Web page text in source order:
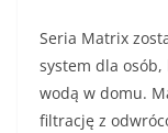
Seria Matrix
system dla
wodą w domu.
filtrację z